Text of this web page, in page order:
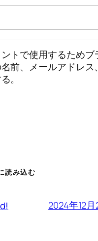
トで使用するためブ
前、メールアドレス
。
読み込む
2024年12月